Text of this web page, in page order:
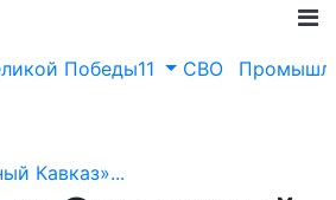
Победы11 СВО
Кавказ»...